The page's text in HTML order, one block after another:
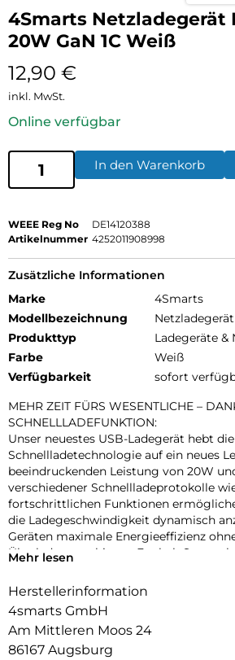
4Smarts Netzladegerät
20W GaN 1C Weiß
12,90 €
inkl. MwSt.
Online verfügbar
In den Warenkorb
WEEE Reg No
DE14120388
Artikelnummer 4252011908998
Zusätzliche Informationen
Marke
4Smarts
Modellbezeichnung
Netzladegerät
Produkttyp
Ladegeräte &
Farbe
Weiß
Verfügbarkeit
sofort
MEHR ZEIT FÜRS WESENTLICHE –
SCHNELLLADEFUNKTION:
Unser neuestes USB-Ladegerät hebt die
Schnellladetechnologie auf ein neues
beeindruckenden Leistung von 20W
verschiedener Schnellladeprotokolle
fortschrittlichen Funktionen
die Ladegeschwindigkeit dynamisch
Geräten maximale Energieeffizienz
Überladung zu bieten. Egal ob
deine Wartezeiten drastisch verkürzen
alle, die Technologie auf Spitzenniveau
MODERNES DESIGN TRIFFT
Mehr lesen
Herstellerinformation
4smarts GmbH
Am Mittleren Moos 24
86167 Augsburg